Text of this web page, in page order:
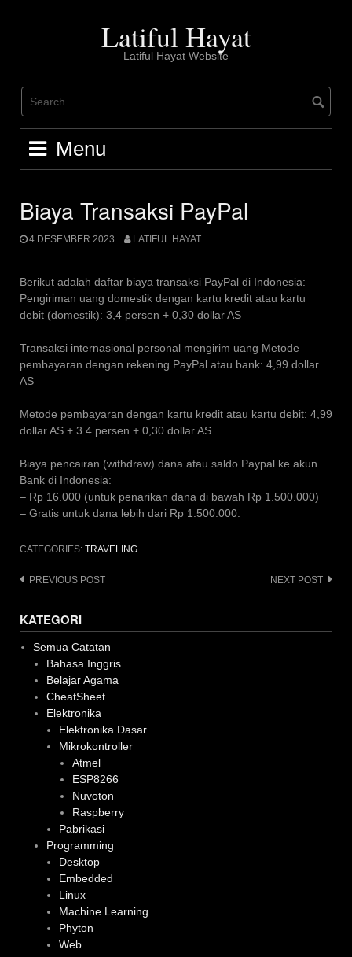
Latiful Hayat
Latiful Hayat Website
Menu
Biaya Transaksi PayPal
4 DESEMBER 2023 LATIFUL HAYAT
Berikut adalah daftar biaya transaksi PayPal di Indonesia:
Pengiriman uang domestik dengan kartu kredit atau kartu
debit (domestik): 3,4 persen + 0,30 dollar AS
Transaksi internasional personal mengirim uang Metode
pembayaran dengan rekening PayPal atau bank: 4,99 dollar
AS
Metode pembayaran dengan kartu kredit atau kartu debit: 4,99
dollar AS + 3.4 persen + 0,30 dollar AS
Biaya pencairan (withdraw) dana atau saldo Paypal ke akun
Bank di Indonesia:
– Rp 16.000 (untuk penarikan dana di bawah Rp 1.500.000)
– Gratis untuk dana lebih dari Rp 1.500.000.
CATEGORIES: TRAVELING
Post
PREVIOUS POST NEXT POST
KATEGORI
Semua Catatan
Bahasa Inggris
Belajar Agama
CheatSheet
Elektronika
Elektronika Dasar
Mikrokontroller
Atmel
ESP8266
Nuvoton
Raspberry
Pabrikasi
Programming
Desktop
Embedded
Linux
Machine Learning
Phyton
Web